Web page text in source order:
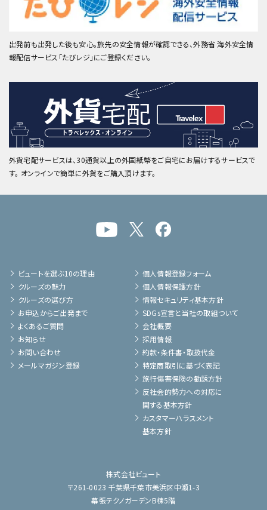
出発前も出発した後も安心。旅先の安全情報が確認できる、外務省 海外安全情
報配信サービス「たびレジ」にご登録ください。
外貨宅配サービスは、30通貨以上の外国紙幣をご自宅にお届けするサービスで
す。 オンラインで簡単に外貨をご購入頂けます。
ビュートを選ぶ10の理由
クルーズの魅力
クルーズの選び方
お申込からご出発まで
よくあるご質問
お知らせ
お問い合わせ
メールマガジン登録
個人情報登録フォーム
個人情報保護方針
情報セキュリティ基本方針
SDGs宣言と当社の取組ついて
会社概要
採用情報
約款・条件書・取扱代金
特定商取引に基づく表記
旅行傷害保険の勧誘方針
反社会的勢力への対応に
関する基本方針
カスタマーハラスメント
基本方針
株式会社ビュート
〒261-0023 千葉県千葉市美浜区中瀬1-3
幕張テクノガーデンB棟5階